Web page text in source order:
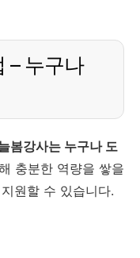
– 누구나
봄강사는 누구나 도
충분한 역량을 쌓을
원할 수 있습니다.